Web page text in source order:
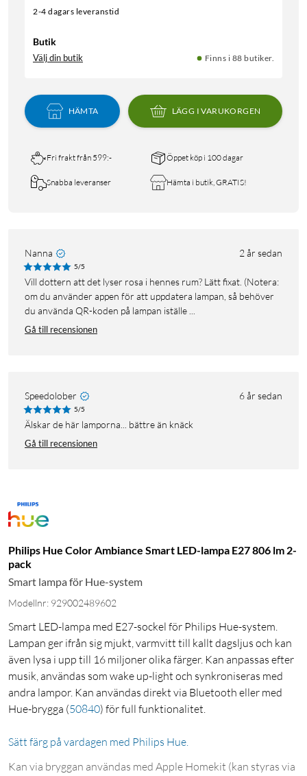
2-4 dagars leveranstid
Butik
Välj din butik Finns i 88 butiker.
HÄMTA LÄGG I VARUKORGEN
Fri frakt från 599:- Öppet köp i 100 dagar
Snabba leveranser Hämta i butik, GRATIS!
Nanna 2 år sedan
5/5
Vill dottern att det lyser rosa i hennes rum? Lätt fixat. (Notera:
om du använder appen för att uppdatera lampan, så behöver
du använda QR-koden på lampan iställe ...
Gå till recensionen
Speedolober 6 år sedan
5/5
Älskar de här lamporna... bättre än knäck
Gå till recensionen
Philips Hue Color Ambiance Smart LED-lampa E27 806 lm 2-
pack
Smart lampa för Hue-system
Modellnr: 929002489602
Smart LED-lampa med E27-sockel för Philips Hue-system.
Lampan ger ifrån sig mjukt, varmvitt till kallt dagsljus och kan
även lysa i upp till 16 miljoner olika färger. Kan anpassas efter
musik, användas som wake up-light och synkroniseras med
andra lampor. Kan användas direkt via Bluetooth eller med
Hue-brygga (50840) för full funktionalitet.
Sätt färg på vardagen med Philips Hue.
Kan via bryggan användas med Apple Homekit (kan styras via